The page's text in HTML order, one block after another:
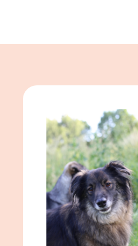
männlich
geb. ca. 11/2019
ca. 48 cm
in Zahna-Elster